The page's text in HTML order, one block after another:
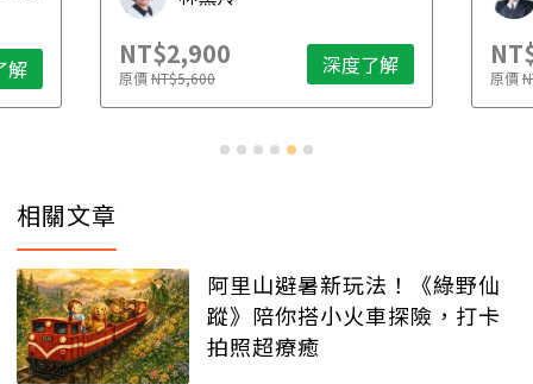
解 NT$2,900
原價NT$5,600 深度了解 原價
相關文章
阿里山避暑新玩法！《綠野仙
蹤》陪你搭小火車探險，打卡
拍照超療癒